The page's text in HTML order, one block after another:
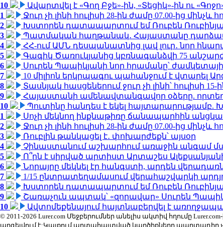
10
Ավարտվել է «Գող Բջե»-ին, «Տեցիկ»-ին ու
1
Ջուր չի լինի հուլիսի 28-ին ժամը 07.00-ից մինչև
2
Խստորեն դատապարտում եմ Ռուբեն
3
Պատմական հաղթանակ․ Հայաստանը դարձավ
4
ՀՀ-ում ԱՄՆ դեսպանատնից լավ լուր․ նոր
5
Գագիկ Ծառուկյանից կբռնագանձվի 75 անշարժ
6
Սուրեն Պապիկյանի նոր հրամանը՝
7
10 միլիոն երկրպագու պահանջում է վտարել
8
Տասնյակ հասցեներում ջուր չի լինի՝ հուլիսի 15-
9
Հայաստանի ամենավտանգավոր օձերը.
10
Պուտինը հանդես է եկել հայտարարությամբ.
1
Սոչի մեկնող ինքնաթիռը ճանապարհին
2
Ջուր չի լինի հուլիսի 28-ին ժամը 07.00-ից մինչև
3
Ռուբլին թանկացել է․ փոխարժեքն՝ այսօր
4
Չինաստանում աշխարհում առաջին անգամ
5
Ո՞րն է սիրված արտիստ Արտաշես
6
Նորայրը մեկնել էր հանգստի, արդեն
7
1/15 ընտրատեղամասում վերահաշվարկի
8
Խստորեն դատապարտում եմ Ռուբեն
9
Շառաչուն ապտակ՝ «զորավար» Սուրեն
10
Ավտոմեքենայում հայտնաբերվել է
© 2011-2026 Lurer.com Մեջբերումներ անելիս ակտիվ հղումը
արգելվում է:Կայքում արտահայտված կարծիքները պարտադիր